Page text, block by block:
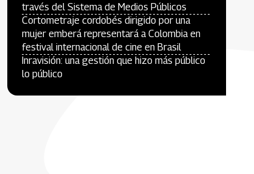
través del Sistema de Medios Públicos
Cortometraje cordobés dirigido por una
mujer emberá representará a Colombia en
festival internacional de cine en Brasil
Inravisión: una gestión que hizo más público
lo público